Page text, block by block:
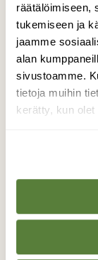
räätälöimiseen,
tukemiseen ja
jaamme
alan
sivustoamme.
tietoja muihin
kerätty, kun